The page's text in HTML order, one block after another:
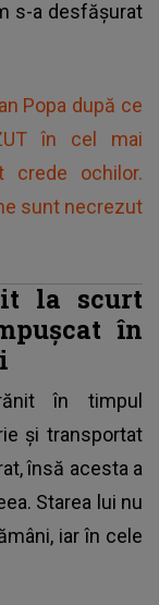
s-a desfășurat
Popa după ce
în cel mai
crede ochilor.
sunt necrezut
la scurt
în
în timpul
și transportat
însă acesta a
Starea lui nu
iar în cele